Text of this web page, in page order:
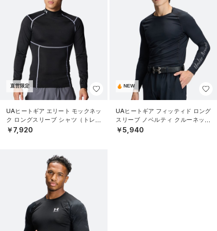
直営限定
UAヒートギア エリート モックネッ
ク ロングスリーブ シャツ（トレー
ニング/MEN）
￥7,920
NEW
UAヒートギア フィッティド ロング
スリーブ ノベルティ クルーネック
シャツ（ゴルフ/MEN）
￥5,940